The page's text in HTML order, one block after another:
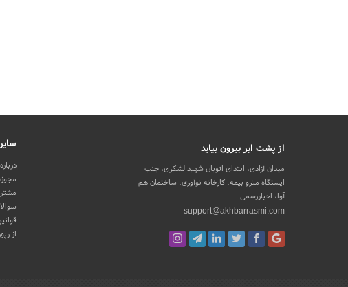
از پشت ابر بیرون بیاید
میدان آزادی، ابتدای اتوبان شهید لشکری، جنب
ایستگاه مترو بیمه، کارخانه نوآوری، ساختمان هم
آوا، اخباررسمی
support@akhbarrasmi.com
از